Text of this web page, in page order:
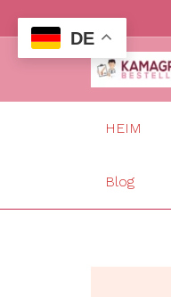
Inhalt
HEIM
Blog
DE